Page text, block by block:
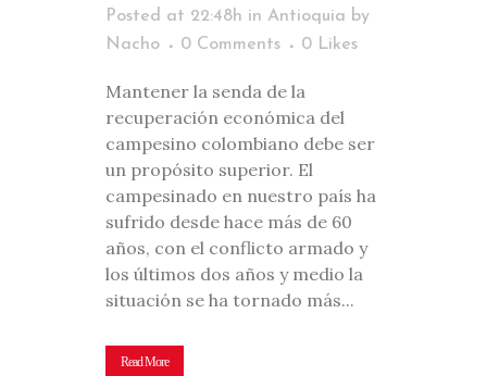
Posted at 22:48h in Antioquia by
Nacho
0 Comments 0 Likes
Mantener la senda de la
recuperación económica del
campesino colombiano debe ser
un propósito superior. El
campesinado en nuestro país ha
sufrido desde hace más de 60
años, con el conflicto armado y
los últimos dos años y medio la
situación se ha tornado más...
Read More